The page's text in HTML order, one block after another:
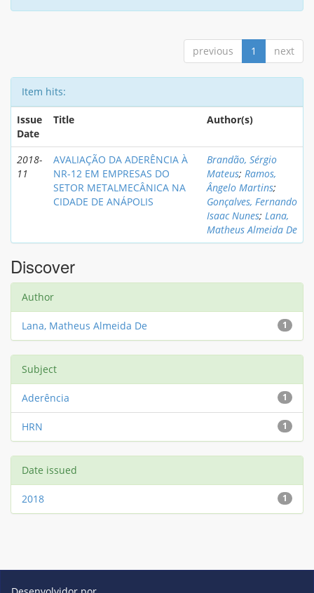
previous 1 next
Item hits:
Issue
Date
Title Author(s)
2018-
11
AVALIAÇÃO DA ADERÊNCIA À
NR-12 EM EMPRESAS DO
SETOR METALMECÂNICA NA
CIDADE DE ANÁPOLIS
Brandão, Sérgio
Mateus; Ramos,
Ângelo Martins;
Gonçalves, Fernando
Isaac Nunes; Lana,
Matheus Almeida De
Discover
Author
1
Lana, Matheus Almeida De
Subject
1
Aderência
1
HRN
Date issued
1
2018